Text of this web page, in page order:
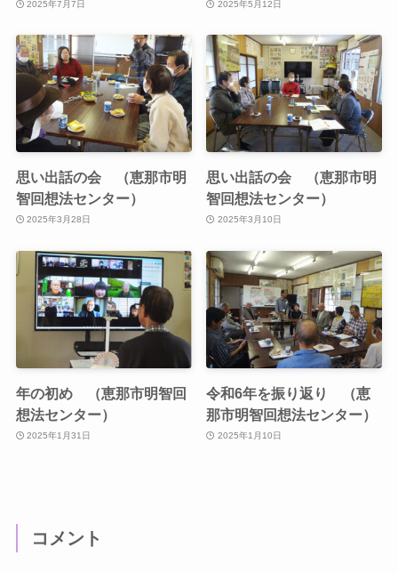
2025年7月7日 2025年5月12日
思い出話の会 （恵那市明
智回想法センター）
2025年3月28日
思い出話の会 （恵那市明
智回想法センター）
2025年3月10日
年の初め （恵那市明智回
想法センター）
2025年1月31日
令和6年を振り返り （恵
那市明智回想法センター）
2025年1月10日
コメント